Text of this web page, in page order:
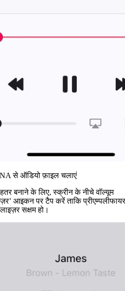
से ऑडियो फ़ाइल चलाएं
बनाने के लिए, स्क्रीन के नीचे वॉल्यूम
आइकन पर टैप करें ताकि प्रीएम्पलीफायर
सक्षम हो।